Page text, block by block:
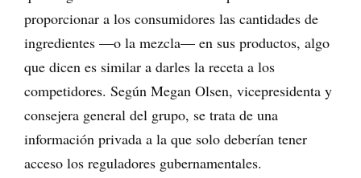
proporcionar a los consumidores las cantidades de
ingredientes —o la mezcla— en sus productos, algo
que dicen es similar a darles la receta a los
competidores. Según Megan Olsen, vicepresidenta y
consejera general del grupo, se trata de una
información privada a la que solo deberían tener
acceso los reguladores gubernamentales.